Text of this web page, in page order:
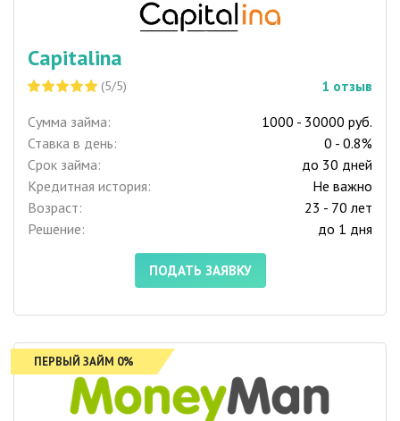
Capitalina
(5/5) 1 отзыв
Сумма займа:
1000 - 30000 руб.
Ставка в день:
0 - 0.8%
Срок займа:
до 30 дней
Кредитная история:
Не важно
Возраст:
23 - 70 лет
Решение:
до 1 дня
ПОДАТЬ ЗАЯВКУ
ПЕРВЫЙ ЗАЙМ 0%